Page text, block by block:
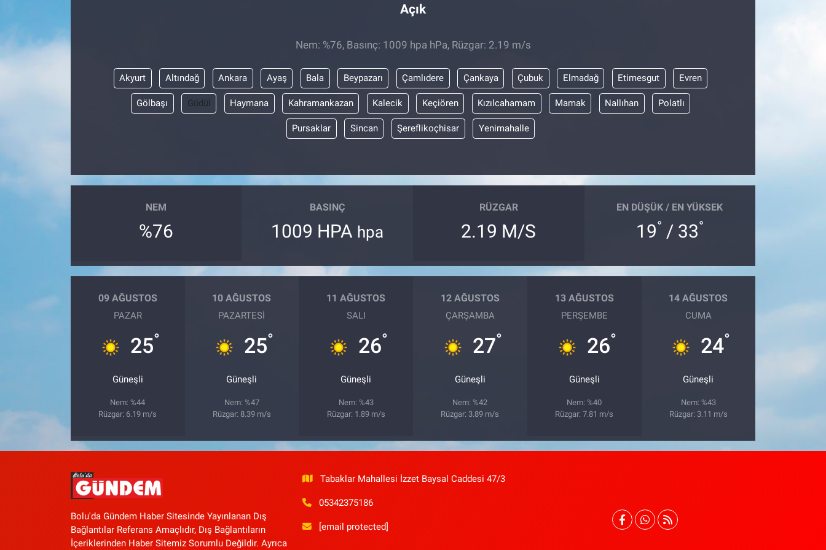
Açık
Nem: %76, Basınç: 1009 hpa hPa, Rüzgar: 2.19 m/s
Akyurt Altındağ Ankara Ayaş Bala Beypazarı Çamlıdere Çankaya Çubuk Elmadağ Etimesgut Evren
Gölbaşı Güdül Haymana Kahramankazan Kalecik Keçiören Kızılcahamam Mamak Nallıhan Polatlı
Pursaklar Sincan Şereflikoçhisar Yenimahalle
NEM
%76
BASINÇ
1009 HPA hpa
RÜZGAR
2.19 M/S
EN DÜŞÜK / EN YÜKSEK
19° / 33°
09 AĞUSTOS
PAZAR
25°
Güneşli
Nem: %44
Rüzgar: 6.19 m/s
10 AĞUSTOS
PAZARTESI
25°
Güneşli
Nem: %47
Rüzgar: 8.39 m/s
11 AĞUSTOS
SALI
26°
Güneşli
Nem: %43
Rüzgar: 1.89 m/s
12 AĞUSTOS
ÇARŞAMBA
27°
Güneşli
Nem: %42
Rüzgar: 3.89 m/s
13 AĞUSTOS
PERŞEMBE
26°
Güneşli
Nem: %40
Rüzgar: 7.81 m/s
14 AĞUSTOS
CUMA
24°
Güneşli
Nem: %43
Rüzgar: 3.11 m/s
Bolu'da Gündem Haber Sitesinde Yayınlanan Dış
Bağlantılar Referans Amaçlıdır, Dış Bağlantıların
İçeriklerinden Haber Sitemiz Sorumlu Değildir. Ayrıca
Tabaklar Mahallesi İzzet Baysal Caddesi 47/3
05342375186
[email protected]